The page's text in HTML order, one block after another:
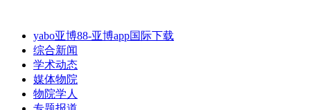
yabo亚博88-亚博app国际下载
综合新闻
学术动态
媒体物院
物院学人